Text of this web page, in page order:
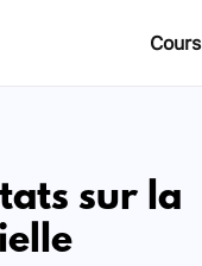
Cours
sur la